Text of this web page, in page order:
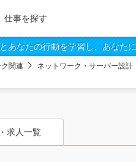
仕事を探す
あなたの行動を学習し、あなた
関連 ネットワーク・サーバー設計
求人一覧